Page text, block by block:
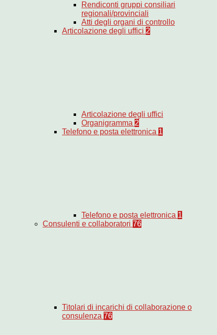
Rendiconti gruppi consiliari
regionali/provinciali
Atti degli organi di controllo
Articolazione degli uffici 2
Articolazione degli uffici
Organigramma 2
Telefono e posta elettronica 1
Telefono e posta elettronica 1
Consulenti e collaboratori 76
Titolari di incarichi di collaborazione o
consulenza 76